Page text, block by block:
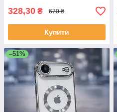
328,30 ₴ 670 ₴
Купити
–51%